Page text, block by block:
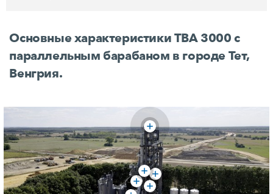
Основные характеристики TBA 3000 с
параллельным барабаном в городе Тет,
Венгрия.